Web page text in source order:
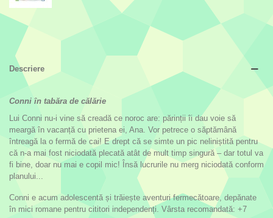
Descriere
Conni în tabăra de călărie
Lui Conni nu-i vine să creadă ce noroc are: părinții îi dau voie să
meargă în vacanță cu prietena ei, Ana. Vor petrece o săptămână
întreagă la o fermă de cai! E drept că se simte un pic neliniștită pentru
că n-a mai fost niciodată plecată atât de mult timp singură – dar totul va
fi bine, doar nu mai e copil mic! Însă lucrurile nu merg niciodată conform
planului...
Conni e acum adolescentă și trăiește aventuri fermecătoare, depănate
în mici romane pentru cititori independenți. Vârsta recomandată: +7